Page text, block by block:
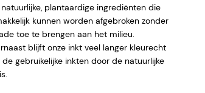
plantaardige ingrediënten die
kunnen worden afgebroken zonder
toe te brengen aan het milieu.
blijft onze inkt veel langer kleurecht
gebruikelijke inkten door de natuurlijke